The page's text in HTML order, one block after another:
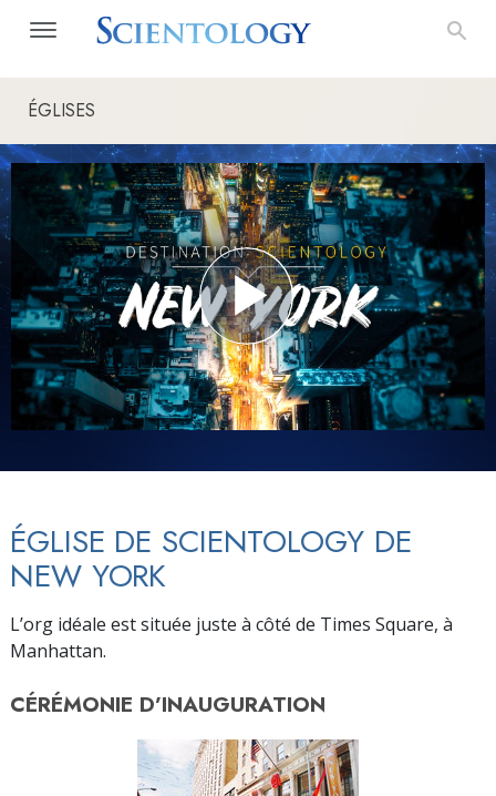
ÉGLISES
ÉGLISE DE SCIENTOLOGY DE
NEW YORK
L’org idéale est située juste à côté de Times Square, à
Manhattan.
CÉRÉMONIE D’INAUGURATION